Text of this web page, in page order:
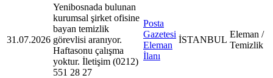
31.07.2026
Yenibosnada bulunan
kurumsal şirket ofisine
bayan temizlik
görevlisi aranıyor.
Haftasonu çalışma
yoktur. İletişim (0212)
551 28 27
Posta
Gazetesi
Eleman
İlanı
İSTANBUL
Eleman /
Temizlik